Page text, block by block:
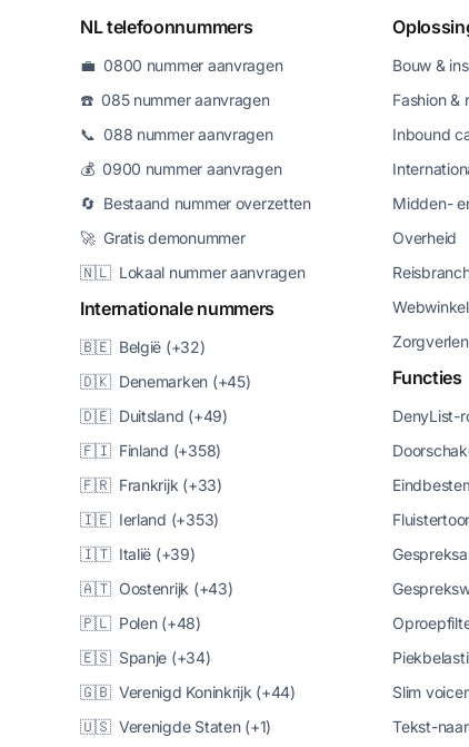
NL telefoonnummers
💼 0800 nummer aanvragen
☎️ 085 nummer aanvragen
📞 088 nummer aanvragen
💰 0900 nummer aanvragen
🔄 Bestaand nummer overzetten
🚀 Gratis demonummer
🇳🇱 Lokaal nummer aanvragen
Internationale nummers
🇧🇪 België (+32)
🇩🇰 Denemarken (+45)
🇩🇪 Duitsland (+49)
🇫🇮 Finland (+358)
🇫🇷 Frankrijk (+33)
🇮🇪 Ierland (+353)
🇮🇹 Italië (+39)
🇦🇹 Oostenrijk (+43)
🇵🇱 Polen (+48)
🇪🇸 Spanje (+34)
🇬🇧 Verenigd Koninkrijk (+44)
🇺🇸 Verenigde Staten (+1)
Bouw &
Fashion &
Inbound
Midden-
Overheid
Functies
DenyList-
Slim
Tekst-